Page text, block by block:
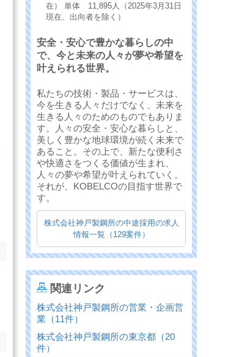
在） 単体 11,895人（2025年3月31日
現在、出向者を除く）
安全・安心で豊かな暮らしの中
で、今と未来の人々が夢や希望を
叶えられる世界。
私たちの技術・製品・サービスは、
今を生きる人々だけでなく、未来を
生きる人々のためのものでもありま
す。人々の安全・安心な暮らしと、
美しく豊かな地球環境が続く未来で
あること。その上で、新たな便利さ
や快適さをつくる価値が生まれ、
人々の夢や希望が叶えられていく。
それが、KOBELCOの目指す世界で
す。
株式会社神戸製鋼所の中途採用の求人
情報一覧（129案件）
関連リンク
株式会社神戸製鋼所の営業・企画営
業（11件）
株式会社神戸製鋼所の東京都（20
件）